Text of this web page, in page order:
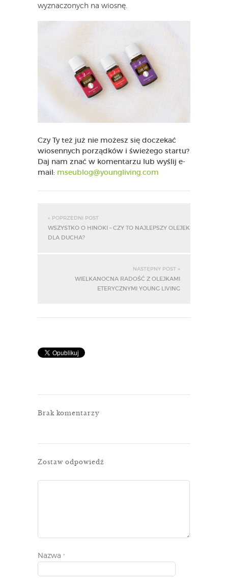
wyznaczonych na wiosnę.
Czy Ty też już nie możesz się doczekać
wiosennych porządków i świeżego startu?
Daj nam znać w komentarzu lub wyślij e-
mail: mseublog@youngliving.com
« POPRZEDNI POST
WSZYSTKO O HINOKI – CZY TO NAJLEPSZY OLEJEK
DLA DUCHA?
NASTĘPNY POST »
WIELKANOCNA RADOŚĆ Z OLEJKAMI
ETERYCZNYMI YOUNG LIVING
Brak komentarzy
Zostaw odpowiedź
Nazwa *